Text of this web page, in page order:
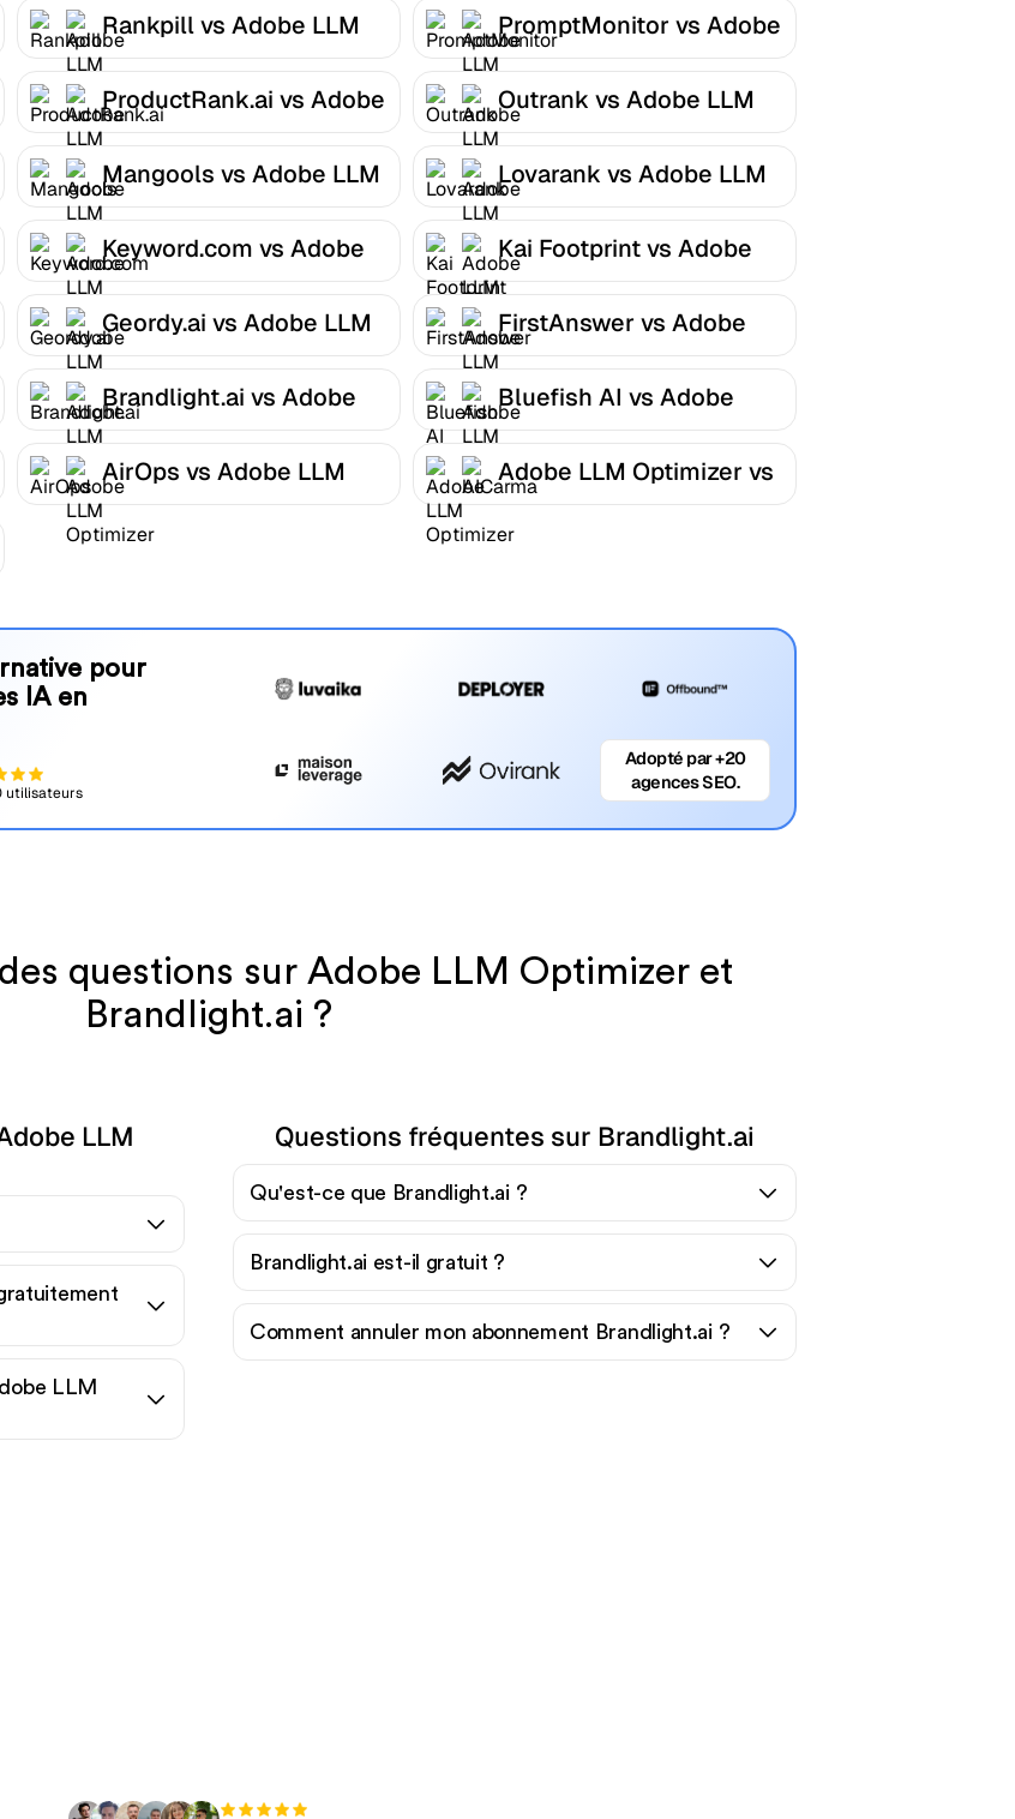
Rankpill vs Adobe LLM
Optimizer
PromptMonitor vs Adobe
LLM Optimizer
ProductRank.ai vs Adobe
LLM Optimizer
Outrank vs Adobe LLM
Optimizer
Mangools vs Adobe LLM
Optimizer
Lovarank vs Adobe LLM
Optimizer
Keyword.com vs Adobe
LLM Optimizer
Kai Footprint vs Adobe
LLM Optimizer
Geordy.ai vs Adobe LLM
Optimizer
FirstAnswer vs Adobe
LLM Optimizer
Brandlight.ai vs Adobe
LLM Optimizer
Bluefish AI vs Adobe
LLM Optimizer
AirOps vs Adobe LLM
Optimizer
Adobe LLM Optimizer vs
AICarma
pour
IA en
utilisateurs
Adopté par +20
agences SEO.
questions sur Adobe LLM Optimizer et
Brandlight.ai ?
LLM
LLM
Questions fréquentes sur Brandlight.ai
Qu'est-ce que Brandlight.ai ?
Brandlight.ai est-il gratuit ?
Comment annuler mon abonnement Brandlight.ai ?